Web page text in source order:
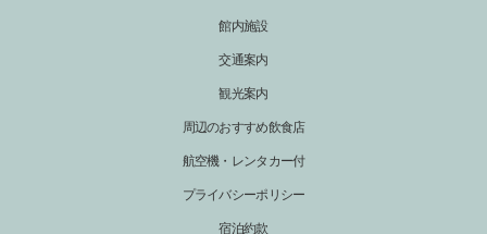
館内施設
交通案内
観光案内
周辺のおすすめ飲食店
航空機・レンタカー付
プライバシーポリシー
宿泊約款